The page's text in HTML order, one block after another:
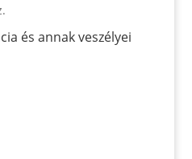
és annak veszélyei